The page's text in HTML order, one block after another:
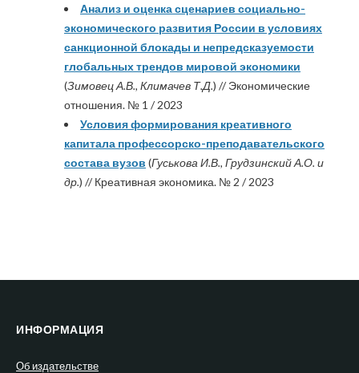
Анализ и оценка сценариев социально-
экономического развития России в условиях
санкционной блокады и непредсказуемости
глобальных трендов мировой экономики
(Зимовец А.В., Климачев Т.Д.) // Экономические
отношения. № 1 / 2023
Условия формирования креативного
капитала профессорско-преподавательского
состава вузов (Гуськова И.В., Грудзинский А.О. и
др.) // Креативная экономика. № 2 / 2023
ИНФОРМАЦИЯ
Об издательстве